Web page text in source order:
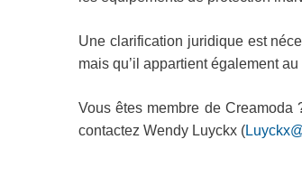
Une clarification juridique est
mais qu’il appartient également
Vous êtes membre de Creamoda
contactez Wendy Luyckx (